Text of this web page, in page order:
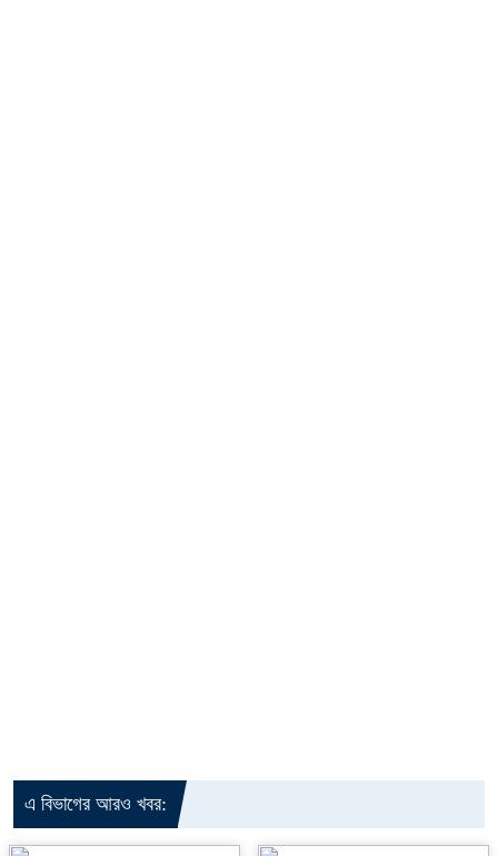
এ বিভাগের আরও খবর: